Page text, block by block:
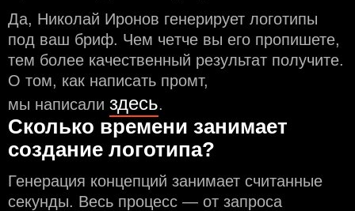
Да, Николай Иронов генерирует логотипы
под ваш бриф. Чем чeтче вы его пропишете,
тем более качественный результат получите.
О том, как написать промт,
мы написали здесь.
Сколько времени занимает
создание логотипа?
Генерация концепций занимает считанные
секунды. Весь процесс — от запроса